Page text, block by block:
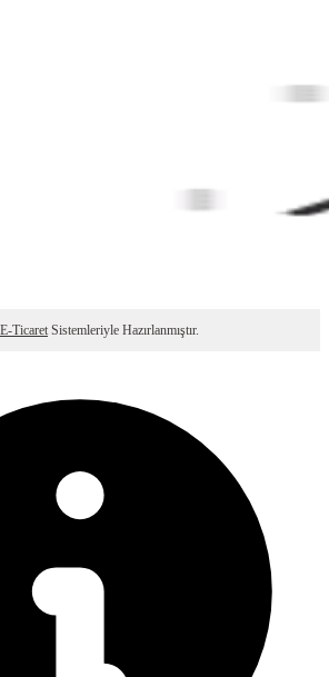
E-Ticaret Sistemleriyle Hazırlanmıştır.